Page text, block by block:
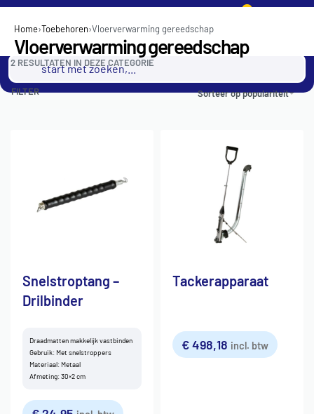
Home›Toebehoren›Vloerverwarming gereedschap
Vloerverwarming gereedschap
2 RESULTATEN IN DEZE CATEGORIE
Sorteer op populariteit
FILTER
Snelstroptang –
Drilbinder
Draadmatten makkelijk vastbinden
Gebruik: Met snelstroppers
Materiaal: Metaal
Afmeting: 30×2 cm
Tackerapparaat
€498,18 incl. btw